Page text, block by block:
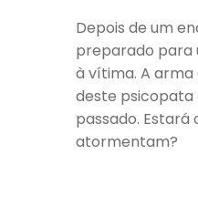
Depois de um
preparado para
à vítima. A
deste psicopata
passado.
atormentam?